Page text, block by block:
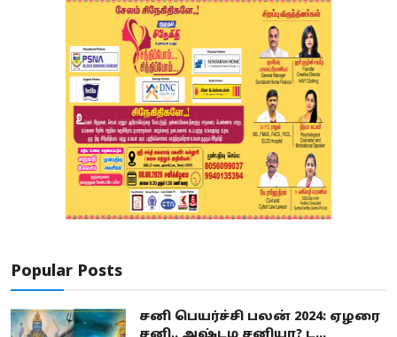
Popular Posts
சனி பெயர்ச்சி பலன் 2024: ஏழரை